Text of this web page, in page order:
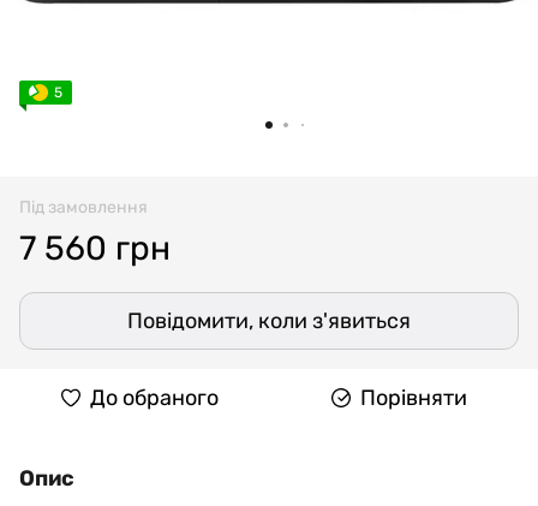
5
Під замовлення
7 560 грн
Повідомити, коли з'явиться
До обраного Порівняти
Опис